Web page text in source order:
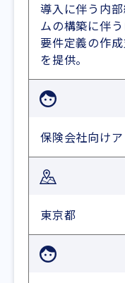
導入に伴う内
ムの構築に伴
要件定義の作
を提供。
保険会社向け
東京都